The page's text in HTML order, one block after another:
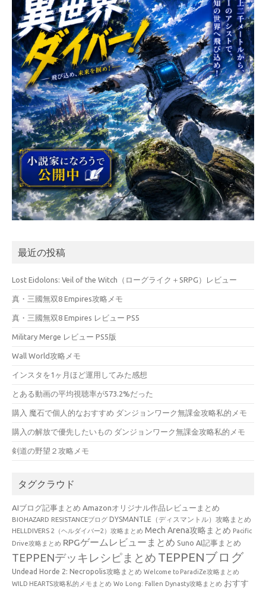
最近の投稿
Lost Eidolons: Veil of the Witch（ローグライク＋SRPG）レビュー
真・三國無双8 Empires攻略メモ
真・三國無双8 Empires レビュー PS5
Military Merge レビュー PS5版
Wall World攻略メモ
インスタを1ヶ月ほど運用してみた感想
とある動画の平均視聴率が573.2%だった
購入 魔石で個人的なおすすめ ダンジョンワーク無課金攻略私的メモ
購入の解放で優先したいもの ダンジョンワーク無課金攻略私的メモ
剣道の野望２攻略メモ
タグクラウド
AIブログ記事まとめ Amazonオリジナル作品レビューまとめ
BIOHAZARD RESISTANCEブログ DYSMANTLE（ディスマントル）攻略まとめ
HELLDIVERS 2（ヘルダイバー2）攻略まとめ Mech Arena攻略まとめ Pacific
Drive攻略まとめ RPGゲームレビューまとめ Suno AI記事まとめ
TEPPENデッキレシピまとめ TEPPENブログ
Undead Horde 2: Necropolis攻略まとめ Welcome to ParadiZe攻略まとめ
WILD HEARTS攻略私的メモまとめ Wo Long: Fallen Dynasty攻略まとめ おすす